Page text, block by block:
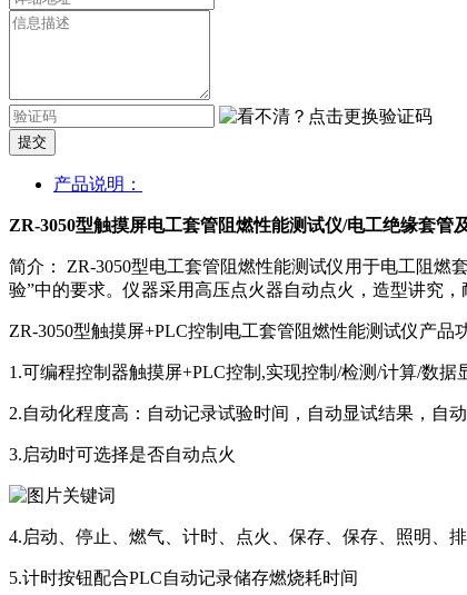
提交
产品说明：
ZR-3050型触摸屏电工套管阻燃性能测试仪/电工绝缘套管
简介： ZR-3050型电工套管阻燃性能测试仪用于电工阻燃
验”中的要求。仪器采用高压点火器自动点火，造型讲究
ZR-3050型触摸屏+PLC控制电工套管阻燃性能测试仪产品
1.可编程控制器触摸屏+PLC控制,实现控制/检测/计算/数据
2.自动化程度高：自动记录试验时间，自动显试结果，自
3.启动时可选择是否自动点火
4.启动、停止、燃气、计时、点火、保存、保存、照明、
5.计时按钮配合PLC自动记录储存燃烧耗时间